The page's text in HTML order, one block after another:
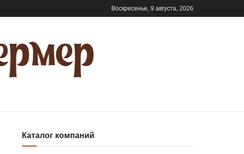
Воскресенье, 9 августа, 2026
Каталог компаний